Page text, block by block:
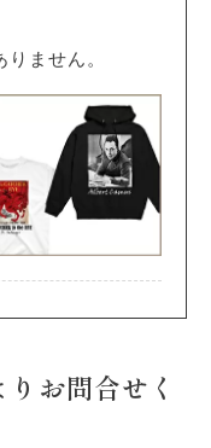
ません。
お問合せく